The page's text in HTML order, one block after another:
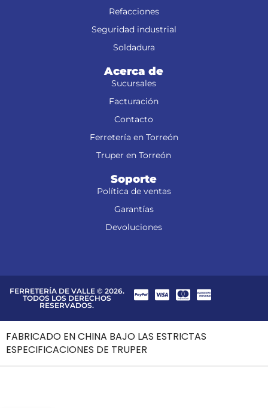
Refacciones
Seguridad industrial
Soldadura
Acerca de
Sucursales
Facturación
Contacto
Ferretería en Torreón
Truper en Torreón
Soporte
Política de ventas
Garantías
Devoluciones
FERRETERÍA DE VALLE © 2026.
TODOS LOS DERECHOS
RESERVADOS.
FABRICADO EN CHINA BAJO LAS ESTRICTAS
ESPECIFICACIONES DE TRUPER